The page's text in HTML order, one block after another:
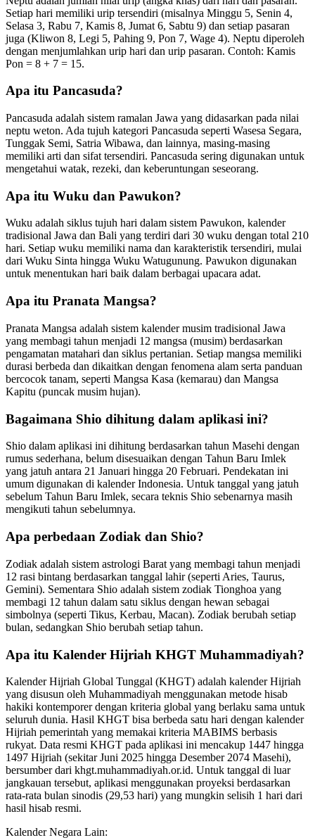
Setiap hari memiliki urip tersendiri (misalnya Minggu 5, Senin 4,
Selasa 3, Rabu 7, Kamis 8, Jumat 6, Sabtu 9) dan setiap pasaran
juga (Kliwon 8, Legi 5, Pahing 9, Pon 7, Wage 4). Neptu diperoleh
dengan menjumlahkan urip hari dan urip pasaran. Contoh: Kamis
Pon = 8 + 7 = 15.
Apa itu Pancasuda?
Pancasuda adalah sistem ramalan Jawa yang didasarkan pada nilai
neptu weton. Ada tujuh kategori Pancasuda seperti Wasesa Segara,
Tunggak Semi, Satria Wibawa, dan lainnya, masing-masing
memiliki arti dan sifat tersendiri. Pancasuda sering digunakan untuk
mengetahui watak, rezeki, dan keberuntungan seseorang.
Apa itu Wuku dan Pawukon?
Wuku adalah siklus tujuh hari dalam sistem Pawukon, kalender
tradisional Jawa dan Bali yang terdiri dari 30 wuku dengan total 210
hari. Setiap wuku memiliki nama dan karakteristik tersendiri, mulai
dari Wuku Sinta hingga Wuku Watugunung. Pawukon digunakan
untuk menentukan hari baik dalam berbagai upacara adat.
Apa itu Pranata Mangsa?
Pranata Mangsa adalah sistem kalender musim tradisional Jawa
yang membagi tahun menjadi 12 mangsa (musim) berdasarkan
pengamatan matahari dan siklus pertanian. Setiap mangsa memiliki
durasi berbeda dan dikaitkan dengan fenomena alam serta panduan
bercocok tanam, seperti Mangsa Kasa (kemarau) dan Mangsa
Kapitu (puncak musim hujan).
Bagaimana Shio dihitung dalam aplikasi ini?
Shio dalam aplikasi ini dihitung berdasarkan tahun Masehi dengan
rumus sederhana, belum disesuaikan dengan Tahun Baru Imlek
yang jatuh antara 21 Januari hingga 20 Februari. Pendekatan ini
umum digunakan di kalender Indonesia. Untuk tanggal yang jatuh
sebelum Tahun Baru Imlek, secara teknis Shio sebenarnya masih
mengikuti tahun sebelumnya.
Apa perbedaan Zodiak dan Shio?
Zodiak adalah sistem astrologi Barat yang membagi tahun menjadi
12 rasi bintang berdasarkan tanggal lahir (seperti Aries, Taurus,
Gemini). Sementara Shio adalah sistem zodiak Tionghoa yang
membagi 12 tahun dalam satu siklus dengan hewan sebagai
simbolnya (seperti Tikus, Kerbau, Macan). Zodiak berubah setiap
bulan, sedangkan Shio berubah setiap tahun.
Apa itu Kalender Hijriah KHGT Muhammadiyah?
Kalender Hijriah Global Tunggal (KHGT) adalah kalender Hijriah
yang disusun oleh Muhammadiyah menggunakan metode hisab
hakiki kontemporer dengan kriteria global yang berlaku sama untuk
seluruh dunia. Hasil KHGT bisa berbeda satu hari dengan kalender
Hijriah pemerintah yang memakai kriteria MABIMS berbasis
rukyat. Data resmi KHGT pada aplikasi ini mencakup 1447 hingga
1497 Hijriah (sekitar Juni 2025 hingga Desember 2074 Masehi),
bersumber dari khgt.muhammadiyah.or.id. Untuk tanggal di luar
jangkauan tersebut, aplikasi menggunakan proyeksi berdasarkan
rata-rata bulan sinodis (29,53 hari) yang mungkin selisih 1 hari dari
hasil hisab resmi.
Kalender Negara Lain: